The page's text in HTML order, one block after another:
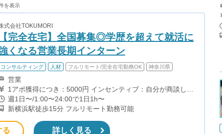
を表示
式会社TOKUMORI
完全在宅】全国募集◎学歴を超えて就活に
くなる営業長期インターン
コンサルティング 人材 フルリモート/完全在宅勤務OK 神奈川県
営業
1アポ獲得につき：5000円 インセンティブ：自分が商談し決
めることができたら、さらに受注金額の10%をバック 【月
収例】 セールスメンバーの場合（稼働時間：週15時間の架
電×4週＝60時間） →アポ20件獲得×5000円＝100000円＋商
獲得（時給換算すると約2000円）
週1日〜/1:00〜24:00で1日1h〜
新横浜駅徒歩15分 フルリモート勤務可能
る 詳しく見る